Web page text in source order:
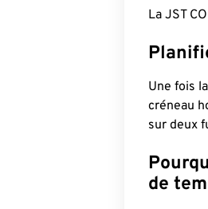
La JST
Une fois
créneau
sur deux
de